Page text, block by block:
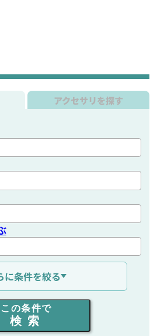
アクセサリを探す
ぶ
に条件を絞る
この条件で
検索